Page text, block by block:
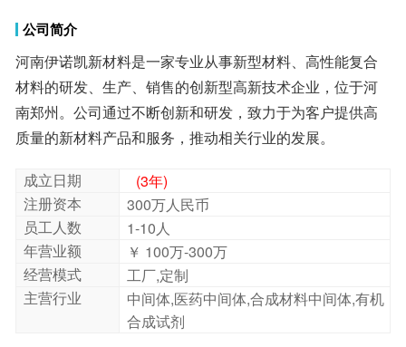
我们公司针对高校或者国家科研单位
可以先发货,后付款,选择东德,会让您事半功倍
秉承着客户是上帝的原则期待你的来电询价，结成长期的
战略合作伙伴
51168-26-4;咖啡因杂质 ;2-methoxy-1,7,9-trim;山东;东德;
公司简介
河南伊诺凯新材料是一家专业从事新型材料、高性能复合
材料的研发、生产、销售的创新型高新技术企业，位于河
南郑州。公司通过不断创新和研发，致力于为客户提供高
质量的新材料产品和服务，推动相关行业的发展。
成立日期
(3年)
注册资本
300万人民币
员工人数
1-10人
年营业额
￥ 100万-300万
经营模式
工厂,定制
主营行业
中间体,医药中间体,合成材料中间体,有机
合成试剂